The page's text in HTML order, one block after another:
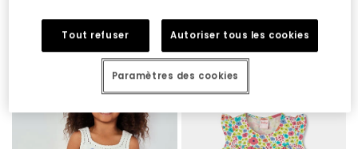
22,95 €
29,95 €
14,95 € 11,95 €
-50%
Tout refuser Autoriser tous les cookies
Paramètres des cookies